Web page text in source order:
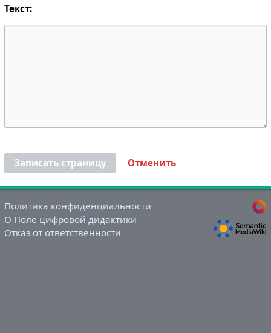
Текст:
Записать страницу Отменить
Политика конфиденциальности
О Поле цифровой дидактики
Отказ от ответственности